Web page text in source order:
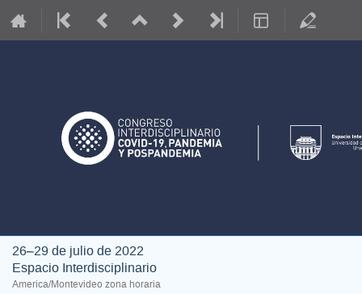
26–29 de julio de 2022
Espacio Interdisciplinario
America/Montevideo zona horaria